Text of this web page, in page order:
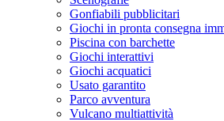
Gonfiabili pubblicitari
Giochi in pronta consegna
Piscina con barchette
Giochi interattivi
Giochi acquatici
Usato garantito
Parco avventura
Vulcano multiattività